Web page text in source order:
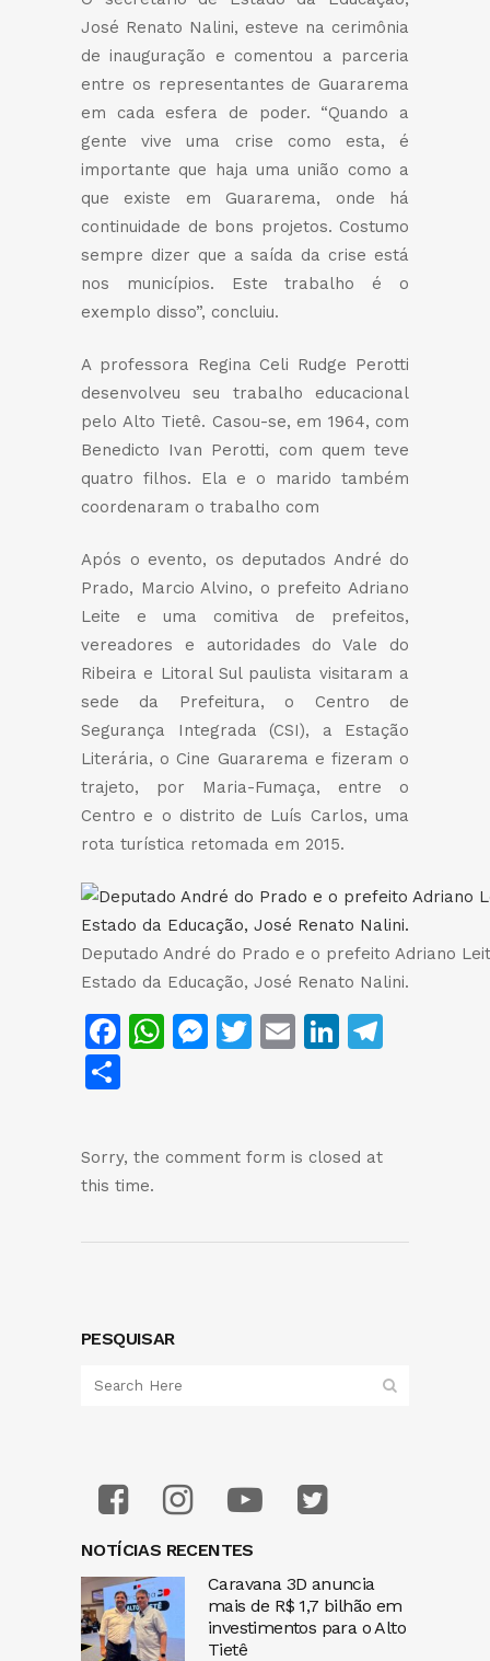
José Renato Nalini, esteve na cerimônia
de inauguração e comentou a parceria
entre os representantes de Guararema
em cada esfera de poder. “Quando a
gente vive uma crise como esta, é
importante que haja uma união como a
que existe em Guararema, onde há
continuidade de bons projetos. Costumo
sempre dizer que a saída da crise está
nos municípios. Este trabalho é o
exemplo disso”, concluiu.
A professora Regina Celi Rudge Perotti
desenvolveu seu trabalho educacional
pelo Alto Tietê. Casou-se, em 1964, com
Benedicto Ivan Perotti, com quem teve
quatro filhos. Ela e o marido também
coordenaram o trabalho com
Após o evento, os deputados André do
Prado, Marcio Alvino, o prefeito Adriano
Leite e uma comitiva de prefeitos,
vereadores e autoridades do Vale do
Ribeira e Litoral Sul paulista visitaram a
sede da Prefeitura, o Centro de
Segurança Integrada (CSI), a Estação
Literária, o Cine Guararema e fizeram o
trajeto, por Maria-Fumaça, entre o
Centro e o distrito de Luís Carlos, uma
rota turística retomada em 2015.
Deputado André do Prado e o prefeito Adriano
Estado da Educação, José Renato Nalini.
Facebook
WhatsApp
Messenger
Twitter
EmailLinkedIn
Sorry, the comment form is closed at
this time.
PESQUISAR
NOTÍCIAS RECENTES
Caravana 3D anuncia
mais de R$ 1,7 bilhão em
investimentos para o Alto
Tietê